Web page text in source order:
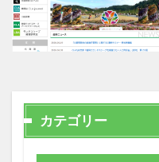
カテゴリー